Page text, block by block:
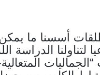
أسسنا ما
لتناولنا